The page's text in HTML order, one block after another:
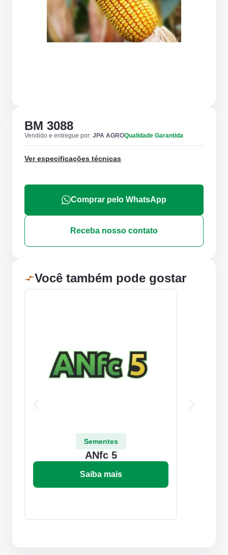
BM 3088
Vendido e entregue por: JPA AGROQualidade Garantida
Ver especificações técnicas
Comprar pelo WhatsApp
Receba nosso contato
Você também pode gostar
Sementes
ANfc 5
Saiba mais